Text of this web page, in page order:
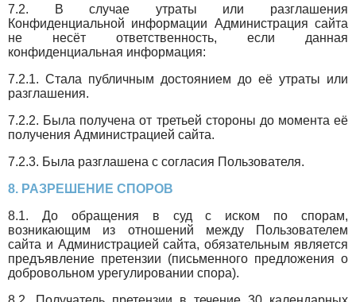
7.2. В случае утраты или разглашения
Конфиденциальной информации Администрация сайта
не несёт ответственность, если данная
конфиденциальная информация:
7.2.1. Стала публичным достоянием до её утраты или
разглашения.
7.2.2. Была получена от третьей стороны до момента её
получения Администрацией сайта.
7.2.3. Была разглашена с согласия Пользователя.
8. РАЗРЕШЕНИЕ СПОРОВ
8.1. До обращения в суд с иском по спорам,
возникающим из отношений между Пользователем
сайта и Администрацией сайта, обязательным является
предъявление претензии (письменного предложения о
добровольном урегулировании спора).